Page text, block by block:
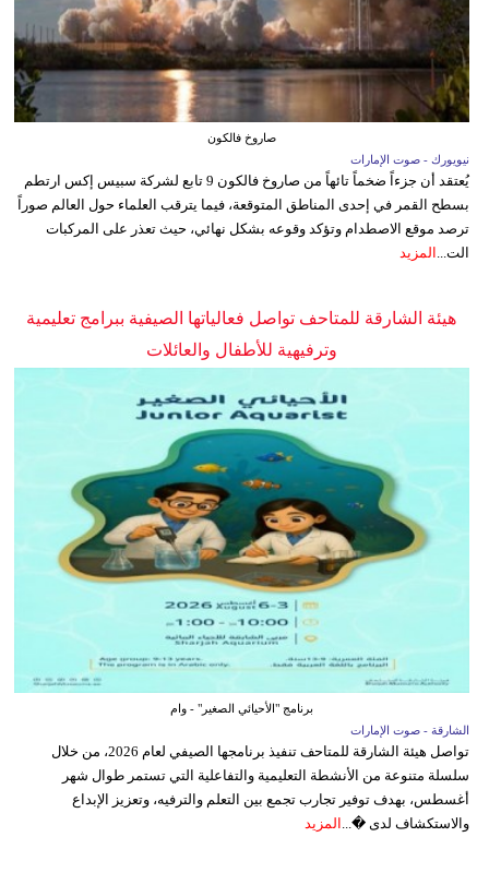
صاروخ فالكون
نيويورك - صوت الإمارات
يُعتقد أن جزءاً ضخماً تائهاً من صاروخ فالكون 9 تابع لشركة سبيس إكس ارتطم
بسطح القمر في إحدى المناطق المتوقعة، فيما يترقب العلماء حول العالم صوراً
ترصد موقع الاصطدام وتؤكد وقوعه بشكل نهائي، حيث تعذر على المركبات
الت...
المزيد
هيئة الشارقة للمتاحف تواصل فعالياتها الصيفية ببرامج تعليمية
وترفيهية للأطفال والعائلات
برنامج "الأحيائي الصغير" - وام
الشارقة - صوت الإمارات
تواصل هيئة الشارقة للمتاحف تنفيذ برنامجها الصيفي لعام 2026، من خلال
سلسلة متنوعة من الأنشطة التعليمية والتفاعلية التي تستمر طوال شهر
أغسطس، بهدف توفير تجارب تجمع بين التعلم والترفيه، وتعزيز الإبداع
والاستكشاف لدى �... المزيد